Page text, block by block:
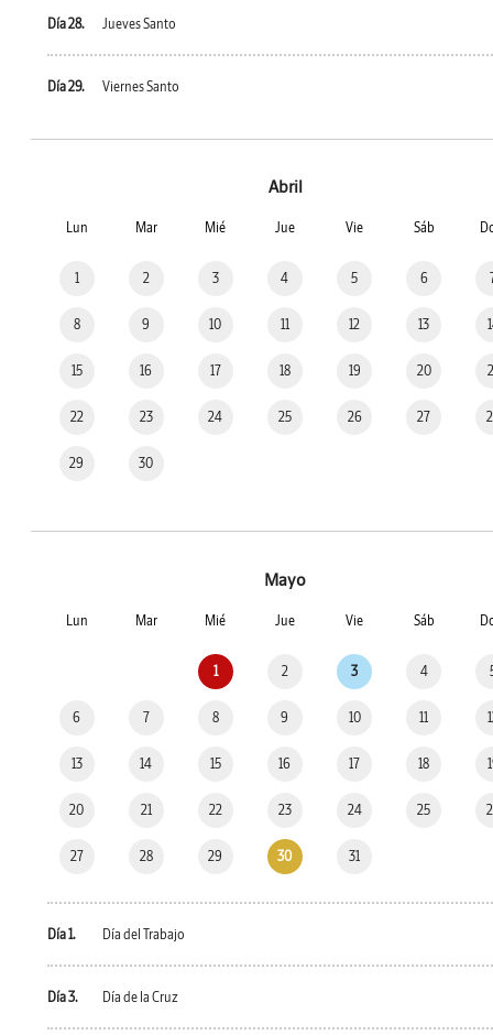
Día 28. Jueves Santo
Día 29. Viernes Santo
Abril
Lun Mar Mié Jue Vie Sáb
1 2 3 4 5 6
8 9 10 11 12 13
15 16 17 18 19 20
22 23 24 25 26 27
29 30
Mayo
Lun Mar Mié Jue Vie Sáb
1 2 3 4
6 7 8 9 10 11
13 14 15 16 17 18
20 21 22 23 24 25
27 28 29 30 31
Día 1. Día del Trabajo
Día 3. Día de la Cruz